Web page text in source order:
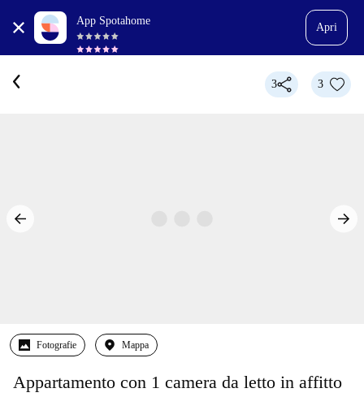
App Spotahome
Apri
3 3
Fotografie Mappa
Appartamento con 1 camera da letto in affitto